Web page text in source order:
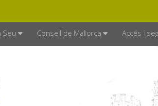
Seu Consell de Mallorca Accés i